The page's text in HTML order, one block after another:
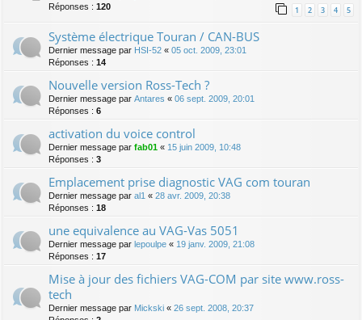
Réponses : 120 1 2 3 4 5
Système électrique Touran / CAN-BUS
Dernier message par HSI-52 « 05 oct. 2009, 23:01
Réponses : 14
Nouvelle version Ross-Tech ?
Dernier message par Antares « 06 sept. 2009, 20:01
Réponses : 6
activation du voice control
Dernier message par fab01 « 15 juin 2009, 10:48
Réponses : 3
Emplacement prise diagnostic VAG com touran
Dernier message par al1 « 28 avr. 2009, 20:38
Réponses : 18
une equivalence au VAG-Vas 5051
Dernier message par lepoulpe « 19 janv. 2009, 21:08
Réponses : 17
Mise à jour des fichiers VAG-COM par site www.ross-
tech
Dernier message par Mickski « 26 sept. 2008, 20:37